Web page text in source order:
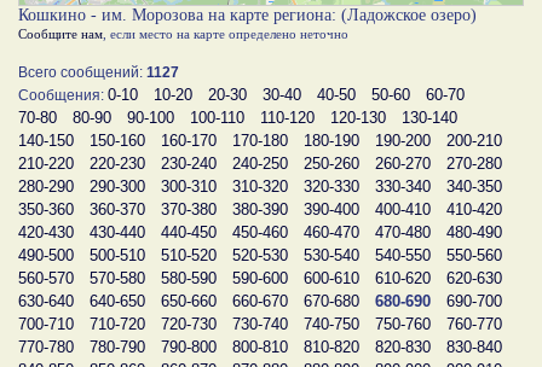
Кошкино - им. Морозова на карте региона: (Ладожское озеро)
Сообщите нам , если место на карте определено неточно
Всего сообщений: 1127
Сообщения: 0-10 10-20 20-30 30-40 40-50 50-60
60-70
70-80
80-90 90-100 100-110 110-120 120-130
130-140
140-150
150-160 160-170 170-180 180-190 190-200
200-210
210-220
220-230 230-240 240-250 250-260 260-270
270-280
280-290
290-300 300-310 310-320 320-330 330-340
340-350
350-360
360-370 370-380 380-390 390-400 400-410
410-420
420-430
430-440 440-450 450-460 460-470 470-480
480-490
490-500
500-510 510-520 520-530 530-540 540-550
550-560
560-570
570-580 580-590 590-600 600-610 610-620
620-630
630-640
640-650 650-660 660-670 670-680 680-690
690-700
700-710
710-720 720-730 730-740 740-750 750-760
760-770
770-780
780-790 790-800 800-810 810-820 820-830
830-840